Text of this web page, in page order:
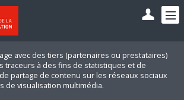
avec des tiers (partenaires ou prestataires)
traceurs à des fins de statistiques et de
partage de contenu sur les réseaux sociaux
de visualisation multimédia.